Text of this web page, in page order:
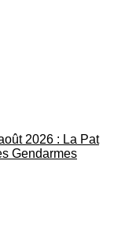
2026 : La Pat
Gendarmes